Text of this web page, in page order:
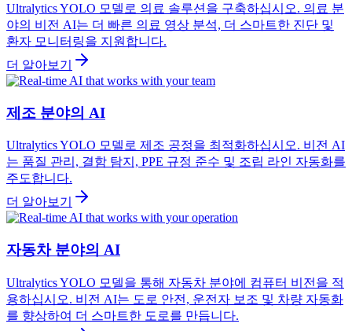
Ultralytics YOLO 모델로 의료 솔루션을 구축하십시오. 의료 분
야의 비전 AI는 더 빠른 의료 영상 분석, 더 스마트한 진단 및
환자 모니터링을 지원합니다.
더 알아보기
제조 분야의 AI
Ultralytics YOLO 모델로 제조 공정을 최적화하십시오. 비전 AI
는 품질 관리, 결함 탐지, PPE 규정 준수 및 조립 라인 자동화를
주도합니다.
더 알아보기
자동차 분야의 AI
Ultralytics YOLO 모델을 통해 자동차 분야에 컴퓨터 비전을 적
용하십시오. 비전 AI는 도로 안전, 운전자 보조 및 차량 자동화
를 향상하여 더 스마트한 도로를 만듭니다.